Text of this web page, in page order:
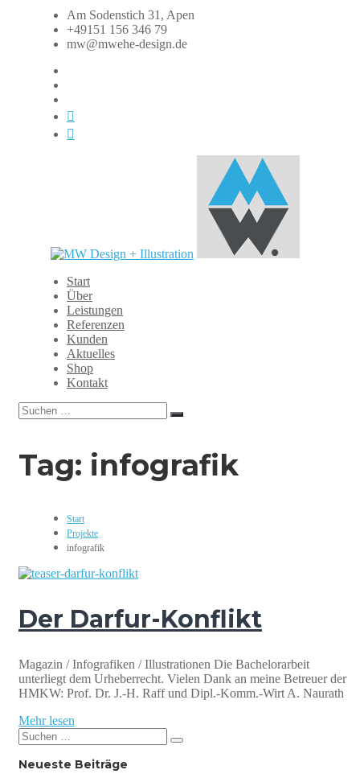
Am Sodenstich 31, Apen
+49151 156 346 79
mw@mwehe-design.de
Design
Illustration
Grafikdesign,
Webdesign,
Marketing,
Mediengestaltung
Start
Über
Leistungen
Referenzen
Kunden
Aktuelles
Shop
Kontakt
Suchen
nach:
Suchen
Tag: infografik
Start
Projekte
infografik
Der Darfur-Konflikt
Magazin / Infografiken / Illustrationen Die Bachelorarbeit
unterliegt dem Urheberrecht. Vielen Dank an meine Betreuer der
HMKW: Prof. Dr. J.-H. Raff und Dipl.-Komm.-Wirt A. Naurath
Mehr lesen
Suchen
nach:
Suchen
Neueste Beiträge